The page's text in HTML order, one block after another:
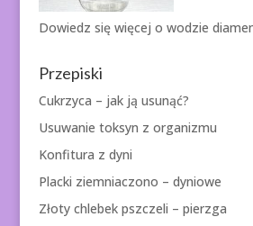
Dowiedz się więcej o wodzie
Przepiski
Cukrzyca – jak ją usunąć?
Usuwanie toksyn z organizmu
Konfitura z dyni
Placki ziemniaczono – dyniowe
Złoty chlebek pszczeli – pierzga